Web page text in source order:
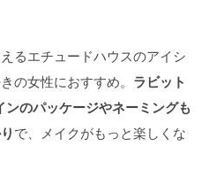
るエチュードハウスのアイシ
の女性におすすめ。 ラビット
ンのパッケージやネーミングも
で、メイクがもっと楽しくな